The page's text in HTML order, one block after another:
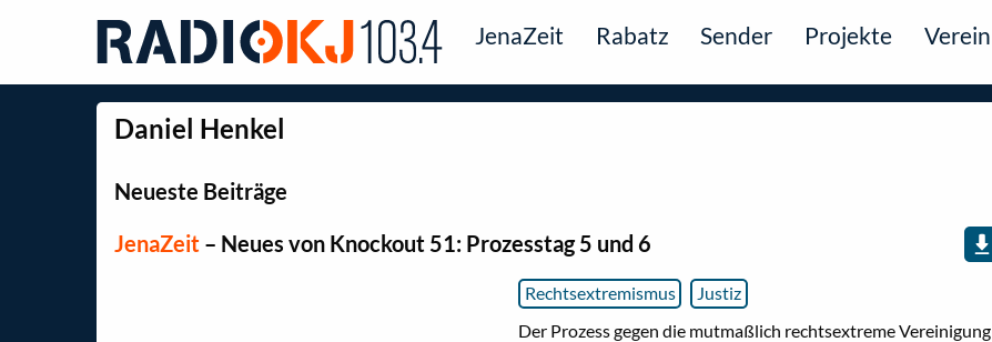
JenaZeit Rabatz Sender Projekte Verein
Daniel Henkel
Neueste Beiträge
JenaZeit – Neues von Knockout 51: Prozesstag 5 und 6
Rechtsextremismus
Justiz
Der Prozess gegen die mutmaßlich rechtsextreme Vereinigung